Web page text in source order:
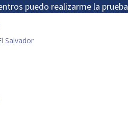
puedo realizarme la
Salvador